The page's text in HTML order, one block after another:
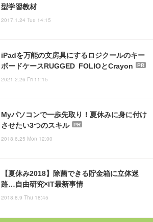
型学習教材
2017.1.24 Tue 14:15
iPadを万能の文房具にするロジクールのキー
ボードケースRUGGED FOLIOとCrayon
PR
2021.2.26 Fri 11:15
Myパソコンで一歩先取り！夏休みに身に付け
させたい3つのスキル
PR
2018.6.25 Mon 12:00
【夏休み2018】除菌できる貯金箱に立体迷
路…自由研究×IT最新事情
2018.8.9 Thu 18:45